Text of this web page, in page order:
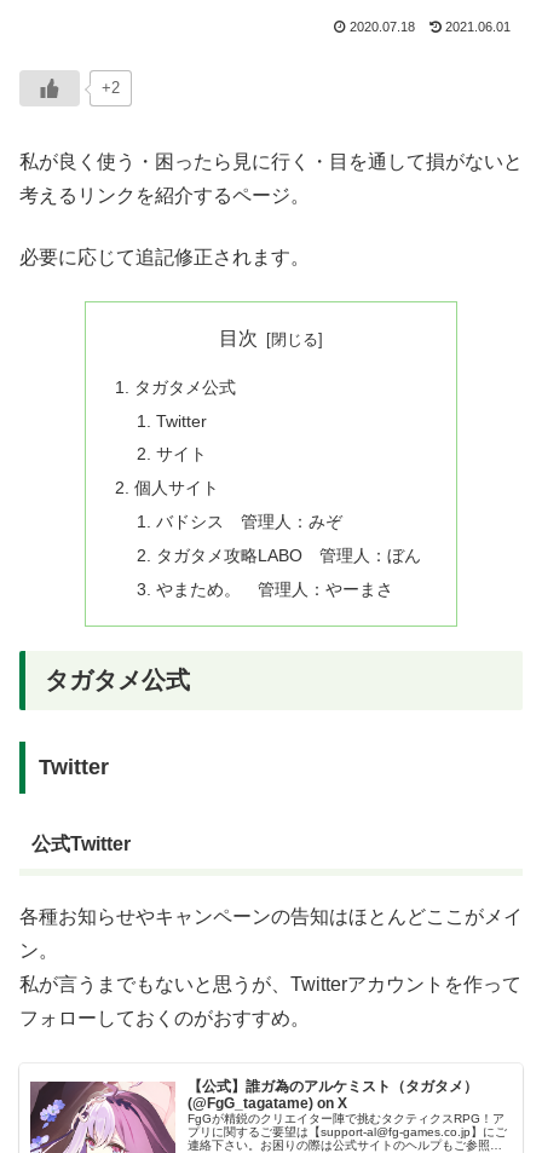
2020.07.18 2021.06.01
+2
私が良く使う・困ったら見に行く・目を通して損がないと
考えるリンクを紹介するページ。
必要に応じて追記修正されます。
目次
タガタメ公式
Twitter
サイト
個人サイト
バドシス 管理人：みぞ
タガタメ攻略LABO 管理人：ぼん
やまため。 管理人：やーまさ
タガタメ公式
Twitter
公式Twitter
各種お知らせやキャンペーンの告知はほとんどここがメイ
ン。
私が言うまでもないと思うが、Twitterアカウントを作って
フォローしておくのがおすすめ。
【公式】誰ガ為のアルケミスト（タガタメ）
(@FgG_tagatame) on X
FgGが精鋭のクリエイター陣で挑むタクティクスRPG！ア
プリに関するご要望は【support-al@fg-games.co.jp】にご
連絡下さい。お困りの際は公式サイトのヘルプもご参照下